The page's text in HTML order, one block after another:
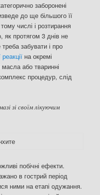
заборонені
до ще більшого її
числі і розтирання
як протягом 3 днів не
забувати і про
на окремі
або тваринні
процедур, слід
зі своїм лікуючим
побічні ефекти.
в гострий період
ними на етапі одужання.